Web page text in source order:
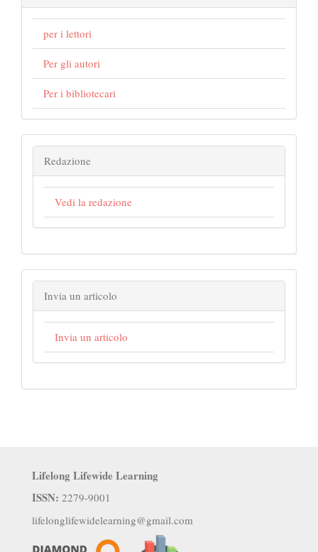
per i lettori
Per gli autori
Per i bibliotecari
Redazione
Vedi la redazione
Invia un articolo
Invia un articolo
Lifelong Lifewide Learning
ISSN: 2279-9001
lifelonglifewidelearning@gmail.com